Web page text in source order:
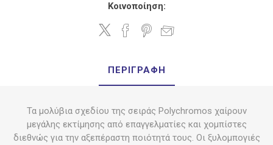
Κοινοποίηση:
ΠΕΡΙΓΡΑΦΉ
Τα μολύβια σχεδίου της σειράς Polychromos χαίρουν
μεγάλης εκτίμησης από επαγγελματίες και χομπίστες
διεθνώς για την αξεπέραστη ποιότητά τους. Οι ξυλομπογιές